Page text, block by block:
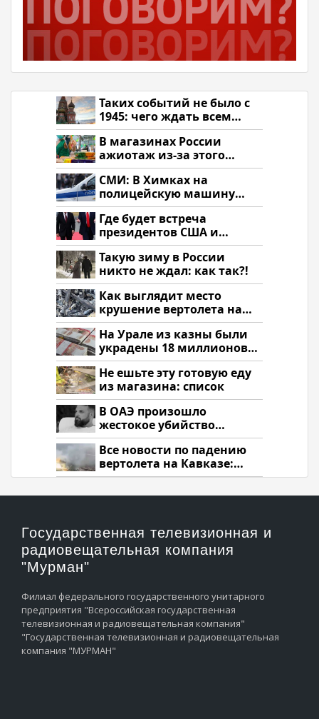
Таких событий не было с
1945: чего ждать всем
нам?
В магазинах России
ажиотаж из-за этого
продукта: что купить?
СМИ: В Химках на
полицейскую машину
напали и подожгли.
Где будет встреча
президентов США и
России: Европа?
Такую зиму в России
никто не ждал: как так?!
Как выглядит место
крушение вертолета на
Кавказе: смотреть
На Урале из казны были
украдены 18 миллионов
рублей
Не ешьте эту готовую еду
из магазина: список
В ОАЭ произошло
жестокое убийство
криптомиллионера
Все новости по падению
вертолета на Кавказе:
читать здесь
Государственная телевизионная и
радиовещательная компания
"Мурман"
Филиал федерального государственного унитарного
предприятия "Всероссийская государственная
телевизионная и радиовещательная компания"
"Государственная телевизионная и радиовещательная
компания "МУРМАН"